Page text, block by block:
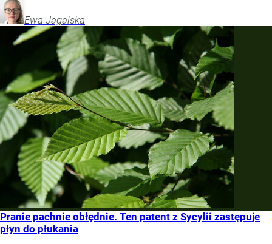
Ewa Jagalska
Pranie pachnie obłędnie. Ten patent z Sycylii zastępuje
płyn do płukania